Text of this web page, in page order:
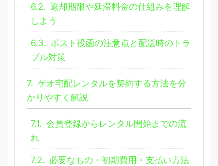
6.2. 返却期限や延滞料金の仕組みを理解
しよう
6.3. ポスト投函の注意点と配送時のトラ
ブル対策
7. ゲオ宅配レンタルを契約する方法を分
かりやすく解説
7.1. 会員登録からレンタル開始までの流
れ
7.2. 必要なもの・初期費用・支払い方法